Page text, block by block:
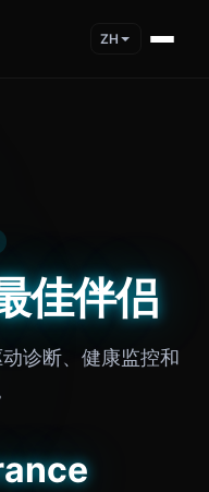
ZH
佳伴侣
诊断、健康监控和